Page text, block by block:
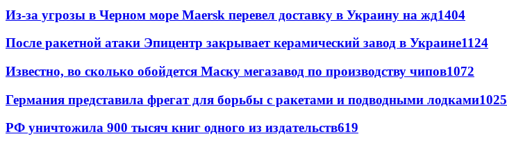
Из-за угрозы в Черном море Maersk перевел доставку в Украину на жд1404
После ракетной атаки Эпицентр закрывает керамический завод в Украине1124
Известно, во сколько обойдется Маску мегазавод по производству чипов1072
Германия представила фрегат для борьбы с ракетами и подводными лодками1025
РФ уничтожила 900 тысяч книг одного из издательств619